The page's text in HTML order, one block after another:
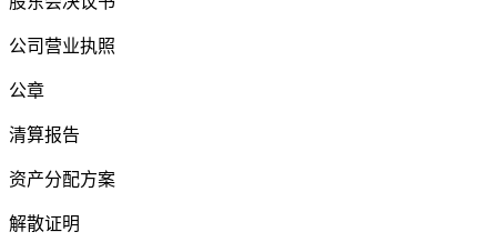
公司营业执照
公章
清算报告
资产分配方案
解散证明